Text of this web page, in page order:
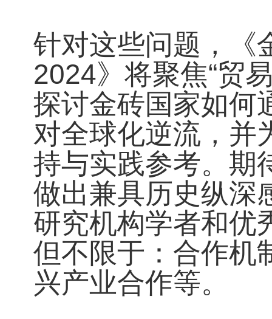
针对这些问题，《
2024》将聚焦“贸
探讨金砖国家如何
对全球化逆流，并
持与实践参考。期
做出兼具历史纵深
研究机构学者和优
但不限于：合作机
兴产业合作等。